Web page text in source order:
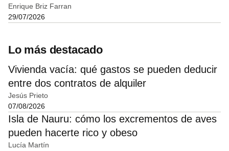
Enrique Briz Farran
29/07/2026
Lo más destacado
Vivienda vacía: qué gastos se pueden deducir
entre dos contratos de alquiler
Jesús Prieto
07/08/2026
Isla de Nauru: cómo los excrementos de aves
pueden hacerte rico y obeso
Lucía Martín